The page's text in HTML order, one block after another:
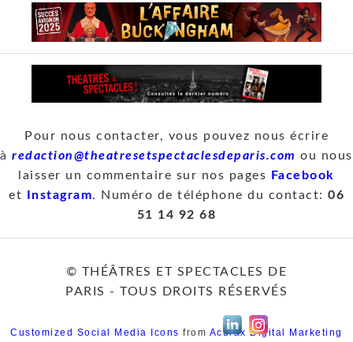
Pour nous contacter, vous pouvez nous écrire
àredaction@theatresetspectaclesdeparis.com ou nous
laisser un commentaire sur nos pages
Facebook
et Instagram. Numéro de téléphone du contact: 06
51 14 92 68
© THÉÂTRES ET SPECTACLES DE
PARIS - TOUS DROITS RÉSERVÉS
Customized Social Media Icons from Acurax Digital Marketing